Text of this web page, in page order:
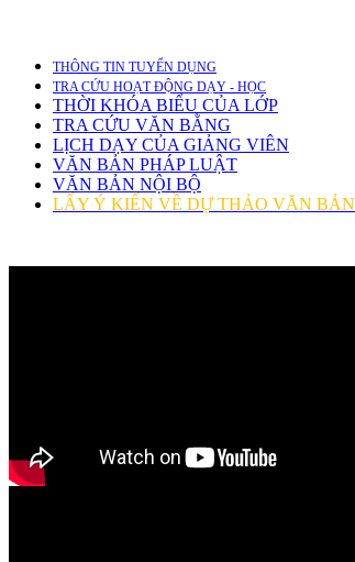
THÔNG TIN TUYỂN DỤNG
TRA CỨU HOẠT ĐỘNG DẠY - HỌC
THỜI KHÓA BIỂU CỦA LỚP
TRA CỨU VĂN BẰNG
LỊCH DẠY CỦA GIẢNG VIÊN
VĂN BẢN PHÁP LUẬT
VĂN BẢN NỘI BỘ
LẤY Ý KIẾN VỀ DỰ THẢO VĂN BẢN